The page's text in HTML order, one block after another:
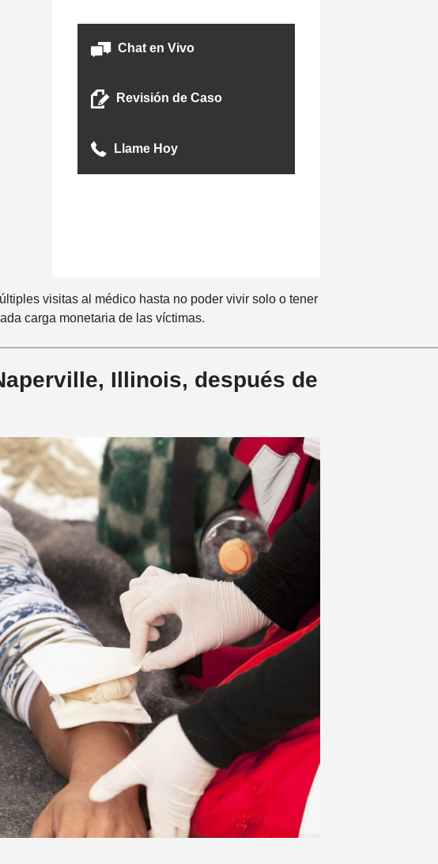
Chat en Vivo
Revisión de Caso
Llame Hoy
visitas al médico hasta no poder vivir solo o tener
carga monetaria de las víctimas.
Illinois, después de